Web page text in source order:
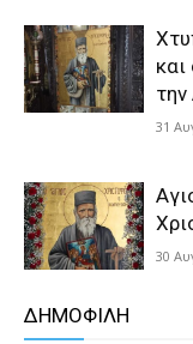
την
31
30
ΔΗΜΟΦΙΛΗ